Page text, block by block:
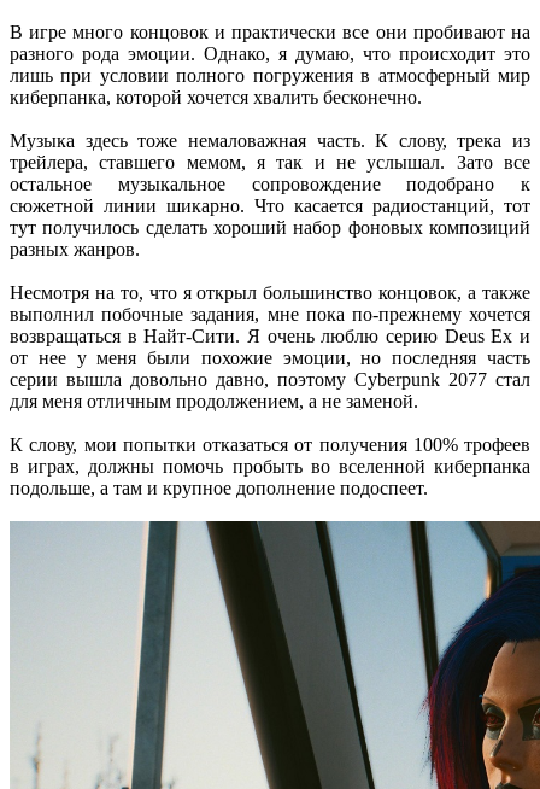
В игре много концовок и практически все они пробивают на
разного рода эмоции. Однако, я думаю, что происходит это
лишь при условии полного погружения в атмосферный мир
киберпанка, которой хочется хвалить бесконечно.
Музыка здесь тоже немаловажная часть. К слову, трека из
трейлера, ставшего мемом, я так и не услышал. Зато все
остальное музыкальное сопровождение подобрано к
сюжетной линии шикарно. Что касается радиостанций, тот
тут получилось сделать хороший набор фоновых композиций
разных жанров.
Несмотря на то, что я открыл большинство концовок, а также
выполнил побочные задания, мне пока по-прежнему хочется
возвращаться в Найт-Сити. Я очень люблю серию Deus Ex и
от нее у меня были похожие эмоции, но последняя часть
серии вышла довольно давно, поэтому Cyberpunk 2077 стал
для меня отличным продолжением, а не заменой.
К слову, мои попытки отказаться от получения 100% трофеев
в играх, должны помочь пробыть во вселенной киберпанка
подольше, а там и крупное дополнение подоспеет.